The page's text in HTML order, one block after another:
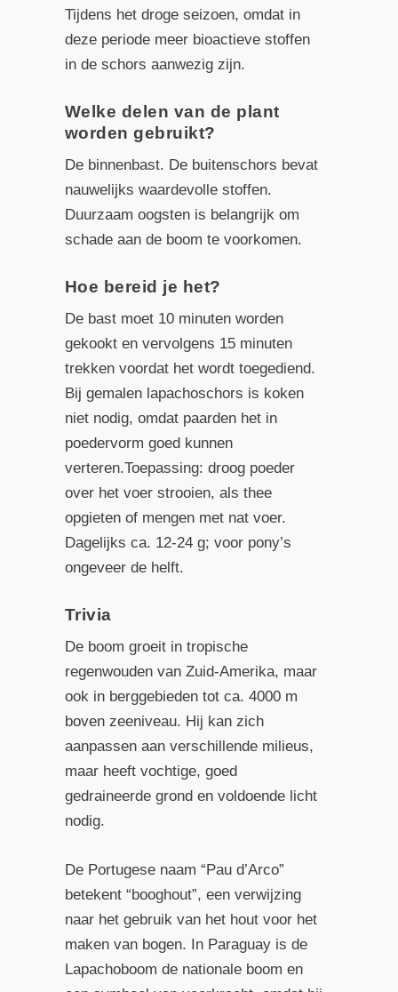
Tijdens het droge seizoen, omdat in
deze periode meer bioactieve stoffen
in de schors aanwezig zijn.
Welke delen van de plant
worden gebruikt?
De binnenbast. De buitenschors bevat
nauwelijks waardevolle stoffen.
Duurzaam oogsten is belangrijk om
schade aan de boom te voorkomen.
Hoe bereid je het?
De bast moet 10 minuten worden
gekookt en vervolgens 15 minuten
trekken voordat het wordt toegediend.
Bij gemalen lapachoschors is koken
niet nodig, omdat paarden het in
poedervorm goed kunnen
verteren.Toepassing: droog poeder
over het voer strooien, als thee
opgieten of mengen met nat voer.
Dagelijks ca. 12-24 g; voor pony’s
ongeveer de helft.
Trivia
De boom groeit in tropische
regenwouden van Zuid-Amerika, maar
ook in berggebieden tot ca. 4000 m
boven zeeniveau. Hij kan zich
aanpassen aan verschillende milieus,
maar heeft vochtige, goed
gedraineerde grond en voldoende licht
nodig.
De Portugese naam “Pau d’Arco”
betekent “booghout”, een verwijzing
naar het gebruik van het hout voor het
maken van bogen. In Paraguay is de
Lapachoboom de nationale boom en